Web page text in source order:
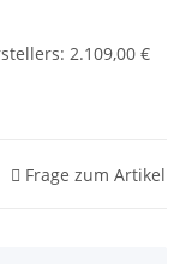
: 2.109,00 €
Frage zum Artikel